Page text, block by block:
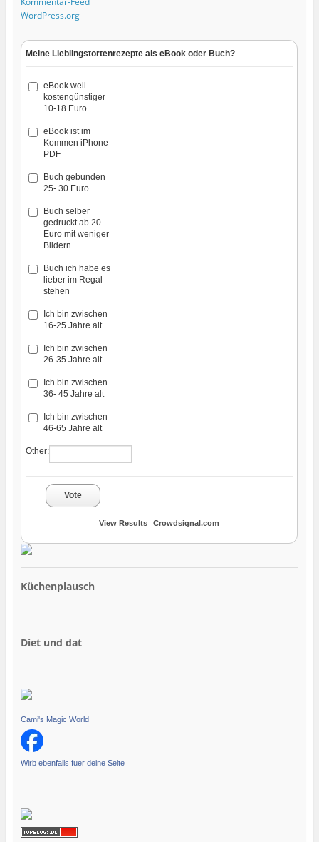
WordPress.org
Meine Lieblingstortenrezepte als eBook oder Buch?
eBook weil
kostengünstiger
10-18 Euro
eBook ist im
Kommen iPhone
PDF
Buch gebunden
25- 30 Euro
Buch selber
gedruckt ab 20
Euro mit weniger
Bildern
Buch ich habe es
lieber im Regal
stehen
Ich bin zwischen
16-25 Jahre alt
Ich bin zwischen
26-35 Jahre alt
Ich bin zwischen
36- 45 Jahre alt
Ich bin zwischen
46-65 Jahre alt
Other:
Vote
View Results Crowdsignal.com
Küchenplausch
Diet und dat
Cami's Magic World
Wirb ebenfalls fuer deine Seite